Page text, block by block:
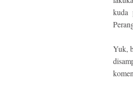
kuda
Yuk,